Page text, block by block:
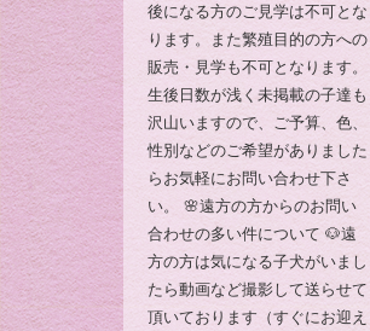
後になる方のご見学は不可とな
ります。また繁殖目的の方への
販売・見学も不可となります。
生後日数が浅く未掲載の子達も
沢山いますので、ご予算、色、
性別などのご希望がありました
らお気軽にお問い合わせ下さ
い。 🌸遠方の方からのお問い
合わせの多い件について 🐶遠
方の方は気になる子犬がいまし
たら動画など撮影して送らせて
頂いております（すぐにお迎え